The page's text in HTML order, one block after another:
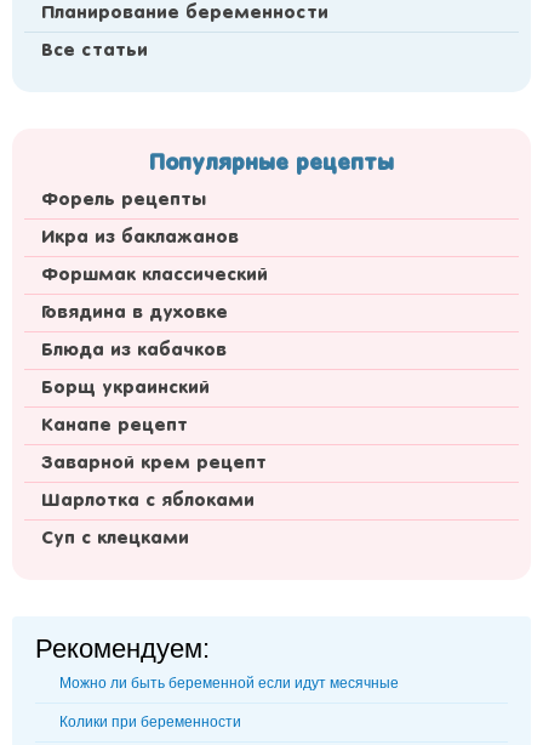
Планирование беременности
Все статьи
Популярные рецепты
Форель рецепты
Икра из баклажанов
Форшмак классический
Говядина в духовке
Блюда из кабачков
Борщ украинский
Канапе рецепт
Заварной крем рецепт
Шарлотка с яблоками
Суп с клецками
Рекомендуем:
Можно ли быть беременной если идут месячные
Колики при беременности